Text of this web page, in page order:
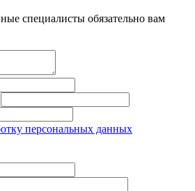
специалисты обязательно вам
персональных данных